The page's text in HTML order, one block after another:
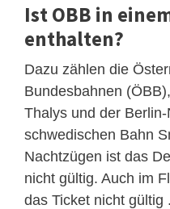
Ist OBB in
enthalten?
Dazu zählen die
Bundesbahnen
Thalys und der
schwedischen Bahn
Nachtzügen ist das
nicht gültig. Auch im
das Ticket nicht gültig .